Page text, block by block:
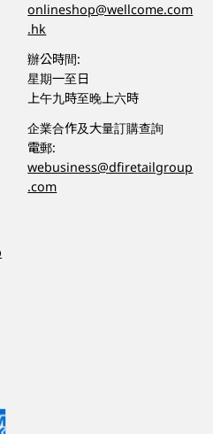
onlineshop@wellcome.com
.hk
辦公時間:
星期一至日
上午九時至晚上六時
企業合作及大量訂購查詢
電郵:
webusiness@dfiretailgroup
.com